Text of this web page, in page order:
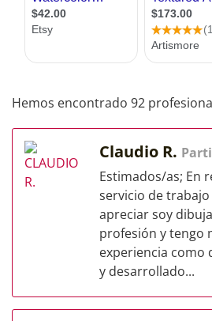
Hemos encontrado 92
Claudio R.
Estimados/as; En
servicio de
apreciar soy
profesión y tengo
experiencia como
y desarrollado...